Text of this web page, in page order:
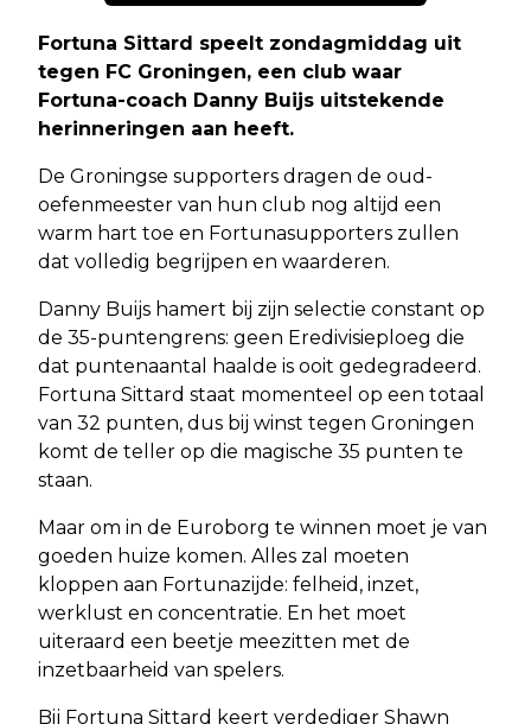
Fortuna Sittard speelt zondagmiddag uit
tegen FC Groningen, een club waar
Fortuna-coach Danny Buijs uitstekende
herinneringen aan heeft.
De Groningse supporters dragen de oud-
oefenmeester van hun club nog altijd een
warm hart toe en Fortunasupporters zullen
dat volledig begrijpen en waarderen.
Danny Buijs hamert bij zijn selectie constant op
de 35-puntengrens: geen Eredivisieploeg die
dat puntenaantal haalde is ooit gedegradeerd.
Fortuna Sittard staat momenteel op een totaal
van 32 punten, dus bij winst tegen Groningen
komt de teller op die magische 35 punten te
staan.
Maar om in de Euroborg te winnen moet je van
goeden huize komen. Alles zal moeten
kloppen aan Fortunazijde: felheid, inzet,
werklust en concentratie. En het moet
uiteraard een beetje meezitten met de
inzetbaarheid van spelers.
Bij Fortuna Sittard keert verdediger Shawn